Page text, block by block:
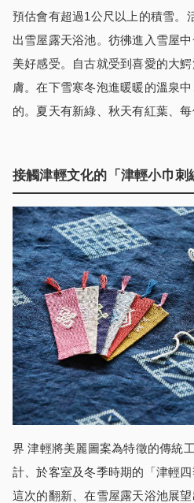
預估會有超過1公尺以上的積雪。
出雪屋露天浴池。彷彿進入雪屋
美好感受。自古就受到喜愛的大
膚。在下雪寒冬泡進暖暖的溫泉
的。夏天有新綠、秋天有紅葉、
接觸津輕文化的「津輕小巾刺
界 津輕將美麗圖案為特徵的傳統
計、於客室及冬季時期的「津輕四
這次的翻新、在雪屋露天浴池展